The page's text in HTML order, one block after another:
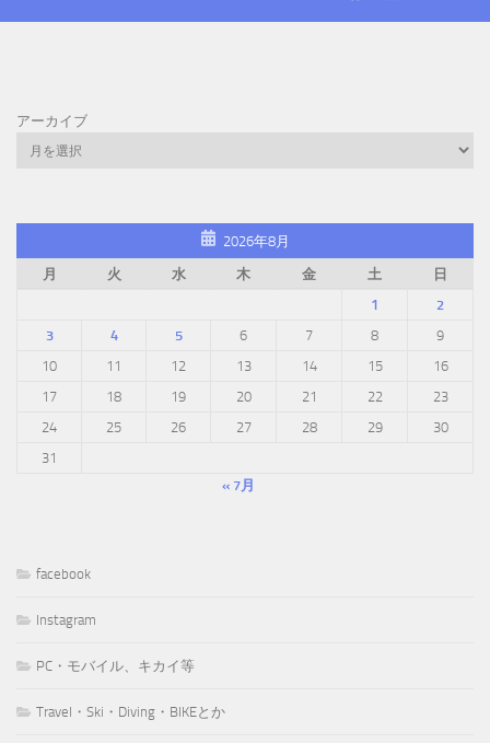
アーカイブ
2026年8月
月
火 水 木 金 土
日
1
2
3
4 5 6 7 8
9
10
11 12 13 14 15
16
17
18 19 20 21 22
23
24
25 26 27 28 29
30
31
« 7月
facebook
Instagram
PC・モバイル、キカイ等
Travel・Ski・Diving・BIKEとか